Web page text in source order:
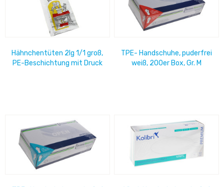
Hähnchentüten 2lg 1/1 groß,
PE-Beschichtung mit Druck
TPE- Handschuhe, puderfrei
weiß, 200er Box, Gr. M